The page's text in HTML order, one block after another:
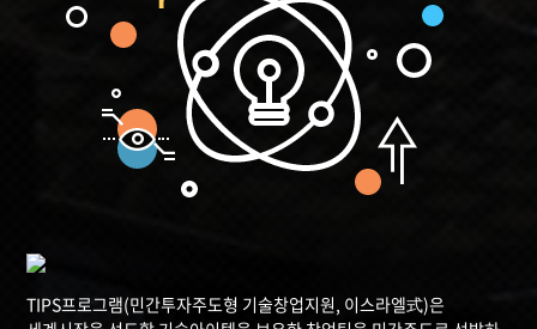
TIPS프로그램(민간투자주도형 기술창업지원, 이스라엘式)은